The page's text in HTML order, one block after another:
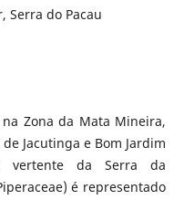
Serra do Pacau
Zona da Mata Mineira,
Jacutinga e Bom Jardim
vertente da Serra da
é representado